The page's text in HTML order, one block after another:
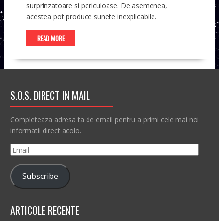
surprinzatoare si periculoase. De asemenea,
acestea pot produce sunete inexplicabile.
READ MORE
S.O.S. DIRECT IN MAIL
Completeaza adresa ta de email pentru a primi cele mai noi
informatii direct acolo.
Email
Subscribe
ARTICOLE RECENTE